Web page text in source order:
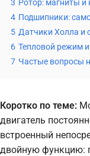
3 Ротор: магниты и
4 Подшипники:
5 Датчики Холла и
6 Тепловой режим
7 Частые вопросы
Коротко по теме:
двигатель
встроенный
двойную функцию: